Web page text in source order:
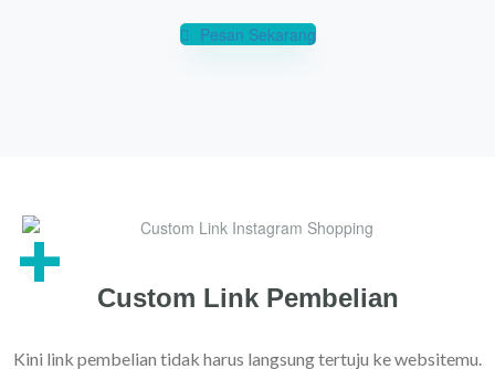
Pesan Sekarang
Custom Link Pembelian
Kini link pembelian tidak harus langsung tertuju ke websitemu.
+